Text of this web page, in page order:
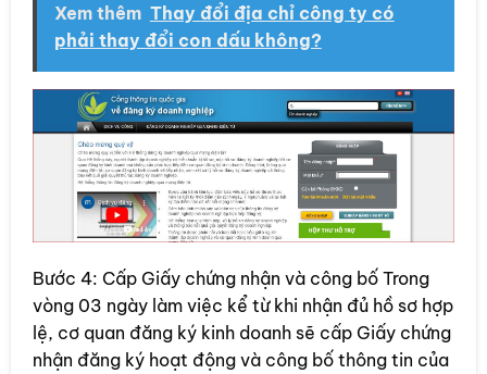
Xem thêm Thay đổi địa chỉ công ty có
phải thay đổi con dấu không?
Bước 4: Cấp Giấy chứng nhận và công bố Trong
vòng 03 ngày làm việc kể từ khi nhận đủ hồ sơ hợp
lệ, cơ quan đăng ký kinh doanh sẽ cấp Giấy chứng
nhận đăng ký hoạt động và công bố thông tin của